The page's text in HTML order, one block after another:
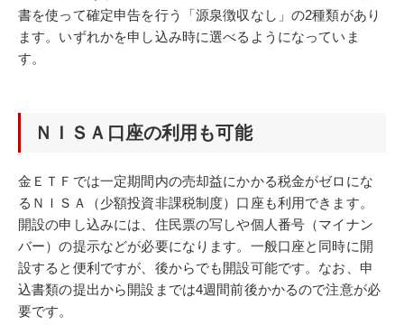
書を使って確定申告を行う「源泉徴収なし」の2種類があり
ます。いずれかを申し込み時に選べるようになっていま
す。
ＮＩＳＡ口座の利用も可能
金ＥＴＦでは一定期間内の売却益にかかる税金がゼロにな
るＮＩＳＡ（少額投資非課税制度）口座も利用できます。
開設の申し込みには、住民票の写しや個人番号（マイナン
バー）の提示などが必要になります。一般口座と同時に開
設すると便利ですが、後からでも開設可能です。なお、申
込書類の提出から開設までは4週間前後かかるので注意が必
要です。